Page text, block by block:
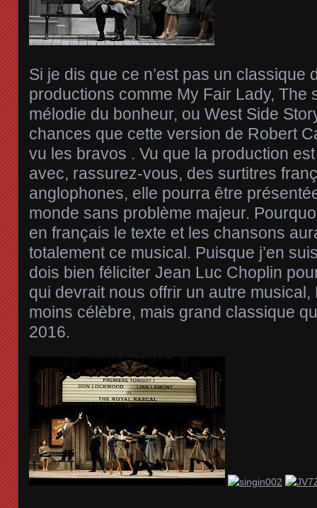
Si je dis que ce n’est pas un classique
productions comme My Fair Lady, The
mélodie du bonheur, ou West Side
chances que cette version de Robert
vu les bravos . Vu que la production
avec, rassurez-vous, des surtitres
anglophones, elle pourra être
monde sans problème majeur.
en français le texte et les chansons
totalement ce musical. Puisque j’en
dois bien féliciter Jean Luc Choplin
qui devrait nous offrir un autre
moins célèbre, mais grand classique
2016.